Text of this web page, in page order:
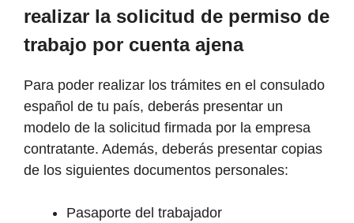
realizar la solicitud de permiso de
trabajo por cuenta ajena
Para poder realizar los trámites en el consulado
español de tu país, deberás presentar un
modelo de la solicitud firmada por la empresa
contratante. Además, deberás presentar copias
de los siguientes documentos personales:
Pasaporte del trabajador